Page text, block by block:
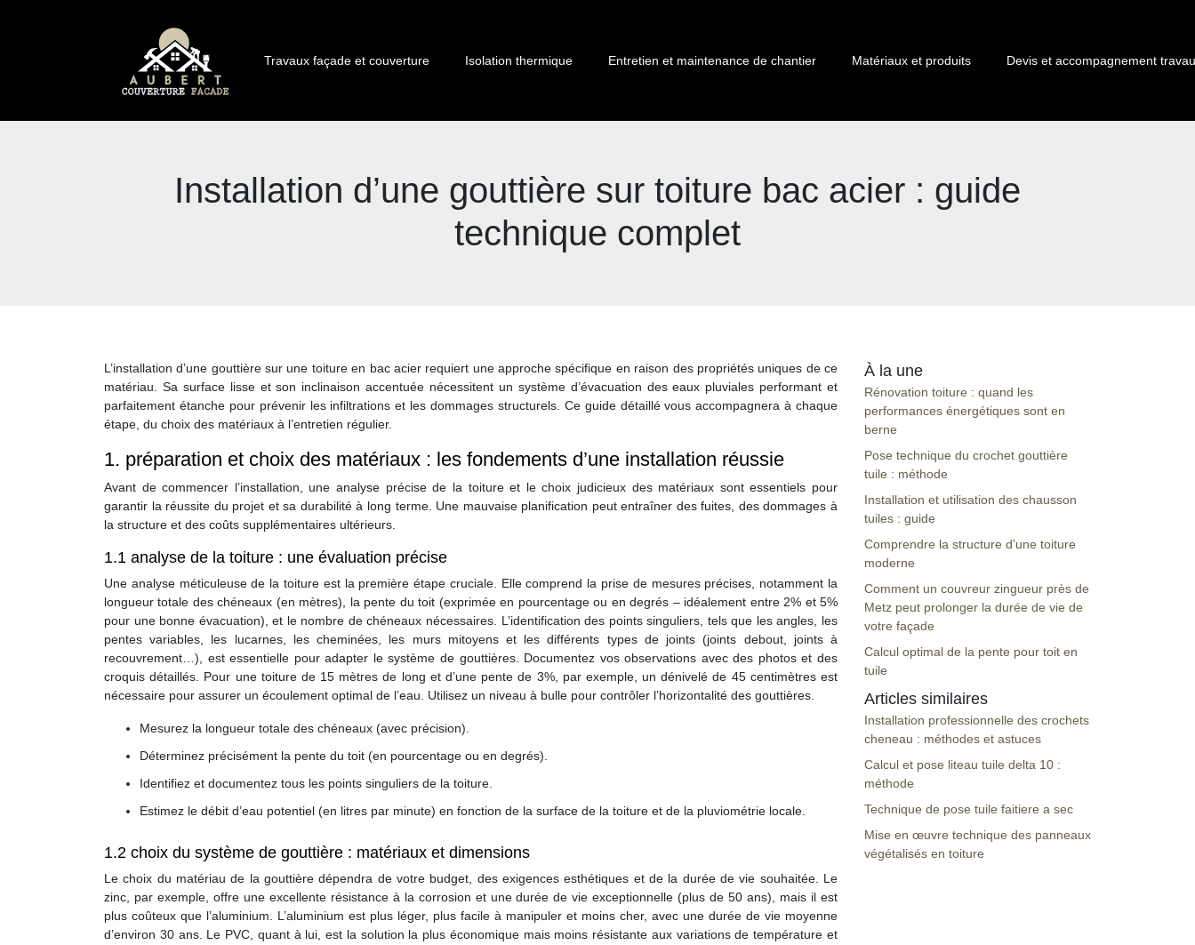
Travaux façade et couverture Isolation thermique Entretien et maintenance de chantier Matériaux et produits Devis et accompagnement
Installation d’une gouttière sur toiture bac acier : guide
technique complet
L’installation d’une gouttière sur une toiture en bac acier requiert une approche spécifique en raison des propriétés uniques de ce
matériau. Sa surface lisse et son inclinaison accentuée nécessitent un système d’évacuation des eaux pluviales performant et
parfaitement étanche pour prévenir les infiltrations et les dommages structurels. Ce guide détaillé vous accompagnera à chaque
étape, du choix des matériaux à l’entretien régulier.
1. préparation et choix des matériaux : les fondements d’une installation réussie
Avant de commencer l’installation, une analyse précise de la toiture et le choix judicieux des matériaux sont essentiels pour
garantir la réussite du projet et sa durabilité à long terme. Une mauvaise planification peut entraîner des fuites, des dommages à
la structure et des coûts supplémentaires ultérieurs.
1.1 analyse de la toiture : une évaluation précise
Une analyse méticuleuse de la toiture est la première étape cruciale. Elle comprend la prise de mesures précises, notamment la
longueur totale des chéneaux (en mètres), la pente du toit (exprimée en pourcentage ou en degrés – idéalement entre 2% et 5%
pour une bonne évacuation), et le nombre de chéneaux nécessaires. L’identification des points singuliers, tels que les angles, les
pentes variables, les lucarnes, les cheminées, les murs mitoyens et les différents types de joints (joints debout, joints à
recouvrement…), est essentielle pour adapter le système de gouttières. Documentez vos observations avec des photos et des
croquis détaillés. Pour une toiture de 15 mètres de long et d’une pente de 3%, par exemple, un dénivelé de 45 centimètres est
nécessaire pour assurer un écoulement optimal de l’eau. Utilisez un niveau à bulle pour contrôler l’horizontalité des gouttières.
Mesurez la longueur totale des chéneaux (avec précision).
Déterminez précisément la pente du toit (en pourcentage ou en degrés).
Identifiez et documentez tous les points singuliers de la toiture.
Estimez le débit d’eau potentiel (en litres par minute) en fonction de la surface de la toiture et de la pluviométrie locale.
1.2 choix du système de gouttière : matériaux et dimensions
Le choix du matériau de la gouttière dépendra de votre budget, des exigences esthétiques et de la durée de vie souhaitée. Le
zinc, par exemple, offre une excellente résistance à la corrosion et une durée de vie exceptionnelle (plus de 50 ans), mais il est
plus coûteux que l’aluminium. L’aluminium est plus léger, plus facile à manipuler et moins cher, avec une durée de vie moyenne
d’environ 30 ans. Le PVC, quant à lui, est la solution la plus économique mais moins résistante aux variations de température et
À la une
Rénovation toiture : quand les
performances énergétiques sont en
berne
Pose technique du crochet gouttière
tuile : méthode
Installation et utilisation des chausson
tuiles : guide
Comprendre la structure d’une toiture
moderne
Comment un couvreur zingueur près de
Metz peut prolonger la durée de vie de
votre façade
Calcul optimal de la pente pour toit en
tuile
Articles similaires
Installation professionnelle des crochets
cheneau : méthodes et astuces
Calcul et pose liteau tuile delta 10 :
méthode
Technique de pose tuile faitiere a sec
Mise en œuvre technique des panneaux
végétalisés en toiture